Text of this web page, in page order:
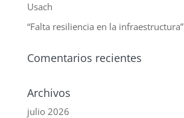
Usach
“Falta resiliencia en la infraestructura”
Comentarios recientes
Archivos
julio 2026